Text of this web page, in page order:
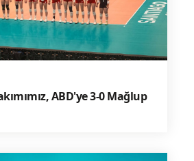
ABD'ye 3-0 Mağlup